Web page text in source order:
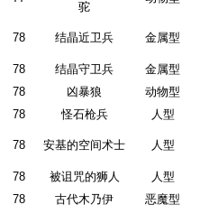
驼
78 结晶近卫兵 金属型
78 结晶守卫兵 金属型
78
凶暴狼 动物型
78
怪石枪兵 人型
78 安基的空间术士 人型
78 被诅咒的狮人 人型
78
古代木乃伊 恶魔型